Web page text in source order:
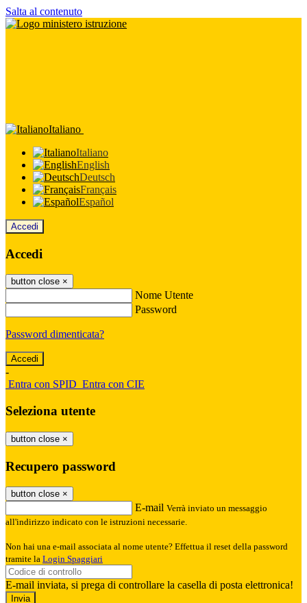
Salta al contenuto
Italiano
Italiano
English
Deutsch
Français
Español
Accedi
Accedi
button close ×
Nome Utente
Password
Password dimenticata?
-
Entra con SPID Entra con CIE
Seleziona utente
button close ×
Recupero password
button close ×
E-mail Verrà inviato un messaggio
all'indirizzo indicato con le istruzioni necessarie.
Non hai una e-mail associata al nome utente? Effettua il reset della password
tramite la Login Spaggiari
E-mail inviata, si prega di controllare la casella di posta elettronica!